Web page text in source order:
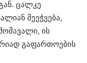
ცალკე
მეეჭვება,
ის
გაფართოების